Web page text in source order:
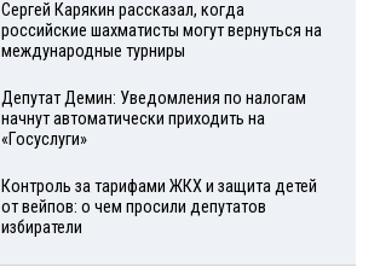
Сергей Карякин рассказал, когда
российские шахматисты могут вернуться на
международные турниры
Депутат Демин: Уведомления по налогам
начнут автоматически приходить на
«Госуслуги»
Контроль за тарифами ЖКХ и защита детей
от вейпов: о чем просили депутатов
избиратели